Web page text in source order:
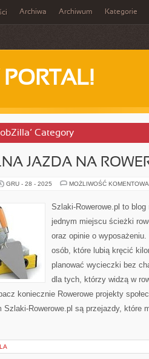
Archiwa Archiwum Kategorie
Category
JAZDA NA
GRU - 28 - 2025 MOŻLIWOŚĆ
Szlaki-Rowerowe.pl to blog
jednym miejscu ścieżki
oraz opinie o
osób, które lubią kręcić
planować wycieczki bez
dla tych, którzy widzą w
koniecznie Rowerowe projekty
Szlaki-Rowerowe.pl są przejazdy, które